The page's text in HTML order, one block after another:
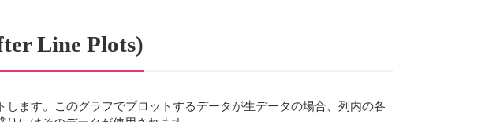
Line Plots)
ます。このグラフでプロットするデータが生データの場合、列内の各